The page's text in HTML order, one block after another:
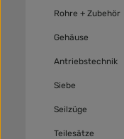
Rohre + Zubehör
Gehäuse
Antriebstechnik
Siebe
Seilzüge
Teilesätze